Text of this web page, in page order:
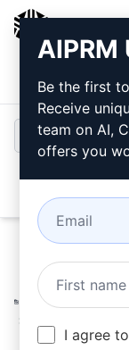
Home / Prompt
Prompts
senza plagio/
AIPRM
Be the first
Receive
team on AI,
offers you
I agree